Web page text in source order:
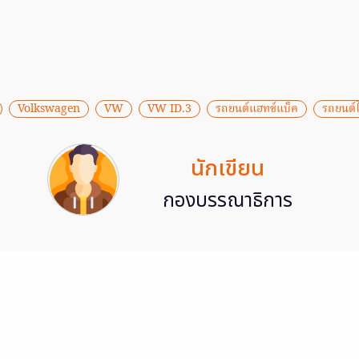
Volkswagen VW VW ID.3 รถยนต์แฮทช์แบ็ค รถยนต์
นักเขียน
กองบรรณาธิการ